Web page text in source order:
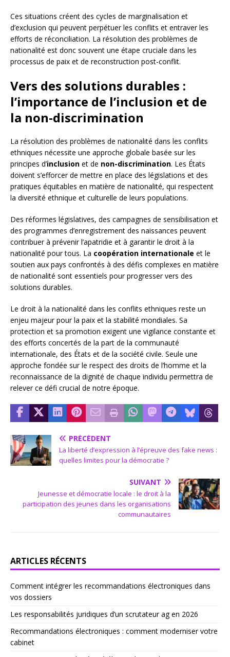
Ces situations créent des cycles de marginalisation et
d’exclusion qui peuvent perpétuer les conflits et entraver les
efforts de réconciliation. La résolution des problèmes de
nationalité est donc souvent une étape cruciale dans les
processus de paix et de reconstruction post-conflit.
Vers des solutions durables :
l’importance de l’inclusion et de
la non-discrimination
La résolution des problèmes de nationalité dans les conflits
ethniques nécessite une approche globale basée sur les
principes d’inclusion et de non-discrimination. Les États
doivent s’efforcer de mettre en place des législations et des
pratiques équitables en matière de nationalité, qui respectent
la diversité ethnique et culturelle de leurs populations.
Des réformes législatives, des campagnes de sensibilisation et
des programmes d’enregistrement des naissances peuvent
contribuer à prévenir l’apatridie et à garantir le droit à la
nationalité pour tous. La coopération internationale et le
soutien aux pays confrontés à des défis complexes en matière
de nationalité sont essentiels pour progresser vers des
solutions durables.
Le droit à la nationalité dans les conflits ethniques reste un
enjeu majeur pour la paix et la stabilité mondiales. Sa
protection et sa promotion exigent une vigilance constante et
des efforts concertés de la part de la communauté
internationale, des États et de la société civile. Seule une
approche fondée sur le respect des droits de l’homme et la
reconnaissance de la dignité de chaque individu permettra de
relever ce défi crucial de notre époque.
PRÉCÉDENT
La liberté d’expression à l’épreuve des fake news :
quelles limites pour la démocratie ?
SUIVANT
Jeunesse et démocratie locale : le droit à la
participation des jeunes dans les organisations
communautaires
ARTICLES RÉCENTS
Comment intégrer les recommandations électroniques dans
vos dossiers
Les responsabilités juridiques d’un scrutateur ag en 2026
Recommandations électroniques : comment moderniser votre
cabinet